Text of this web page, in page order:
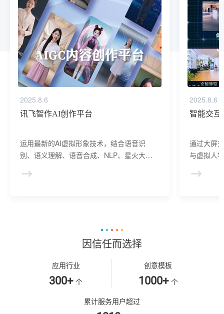
2025.8.6
讯飞智作AI创作平台
运用最新的AI虚拟形象技术，结合语音识
别、语义理解、语音合成、NLP、星火大模
建、AI驱动、多模态交互的多场景虚拟人产
2025.8.6
智能交互
通过大屏
与虚拟人
景，可广
因信任而选择
应用行业
300+ 个
创意模板
1000+ 个
累计服务用户超过